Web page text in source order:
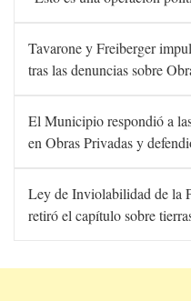
Tavarone y Freiberger
tras las denuncias sobre
El Municipio respondió a
en Obras Privadas y
Ley de Inviolabilidad de la
retiró el capítulo sobre